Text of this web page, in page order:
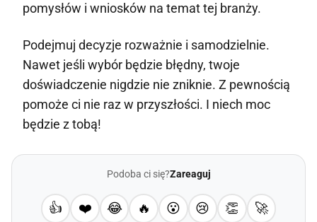
pomysłów i wniosków na temat tej branży.
Podejmuj decyzje rozważnie i samodzielnie.
Nawet jeśli wybór będzie błędny, twoje
doświadczenie nigdzie nie zniknie. Z pewnością
pomoże ci nie raz w przyszłości. I niech moc
będzie z tobą!
Podoba ci się?Zareaguj
👍 ❤️ 😂 🔥 😮 😢 👏 🚀